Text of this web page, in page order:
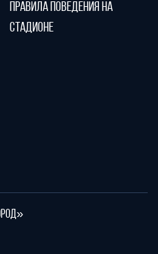
ПРАВИЛА ПОВЕДЕНИЯ НА
СТАДИОНЕ